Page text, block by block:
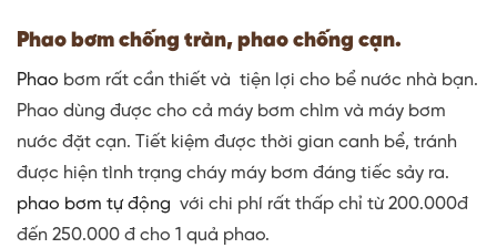
Phao bơm chống tràn, phao chống cạn.
Phao bơm rất cần thiết và tiện lợi cho bể nước nhà bạn.
Phao dùng được cho cả máy bơm chìm và máy bơm
nước đặt cạn. Tiết kiệm được thời gian canh bể, tránh
được hiện tình trạng cháy máy bơm đáng tiếc sảy ra.
phao bơm tự động với chi phí rất thấp chỉ từ200.000đ
đến 250.000 đ cho 1 quả phao.